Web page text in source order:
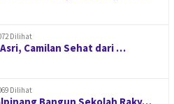
Dilihat
Camilan Sehat dari …
Dilihat